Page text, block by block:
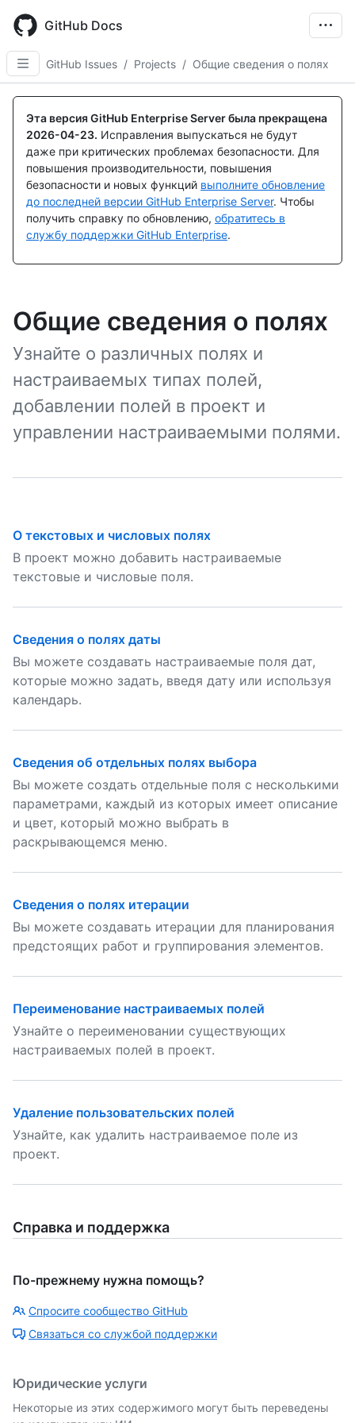
main
content
GitHub Docs
GitHub Issues / Projects / Общие сведения о полях
Эта версия GitHub Enterprise Server была прекращена
2026-04-23. Исправления выпускаться не будут
даже при критических проблемах безопасности. Для
повышения производительности, повышения
безопасности и новых функций выполните обновление
до последней версии GitHub Enterprise Server. Чтобы
получить справку по обновлению, обратитесь в
службу поддержки GitHub Enterprise.
Общие сведения о полях
Узнайте о различных полях и
настраиваемых типах полей,
добавлении полей в проект и
управлении настраиваемыми полями.
О текстовых и числовых полях
В проект можно добавить настраиваемые
текстовые и числовые поля.
Сведения о полях даты
Вы можете создавать настраиваемые поля дат,
которые можно задать, введя дату или используя
календарь.
Сведения об отдельных полях выбора
Вы можете создать отдельные поля с несколькими
параметрами, каждый из которых имеет описание
и цвет, который можно выбрать в
раскрывающемся меню.
Сведения о полях итерации
Вы можете создавать итерации для планирования
предстоящих работ и группирования элементов.
Переименование настраиваемых полей
Узнайте о переименовании существующих
настраиваемых полей в проект.
Удаление пользовательских полей
Узнайте, как удалить настраиваемое поле из
проект.
Справка и поддержка
По-прежнему нужна помощь?
Спросите сообщество GitHub
Связаться со службой поддержки
Юридические услуги
Некоторые из этих содержимого могут быть переведены